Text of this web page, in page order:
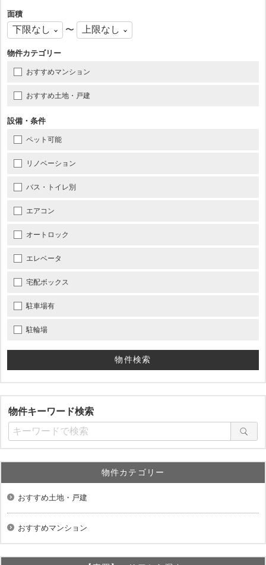
面積
〜
物件カテゴリー
おすすめマンション
おすすめ土地・戸建
設備・条件
ペット可能
リノベーション
バス・トイレ別
エアコン
オートロック
エレベータ
宅配ボックス
駐車場有
駐輪場
物件キーワード検索
物件カテゴリー
おすすめ土地・戸建
おすすめマンション